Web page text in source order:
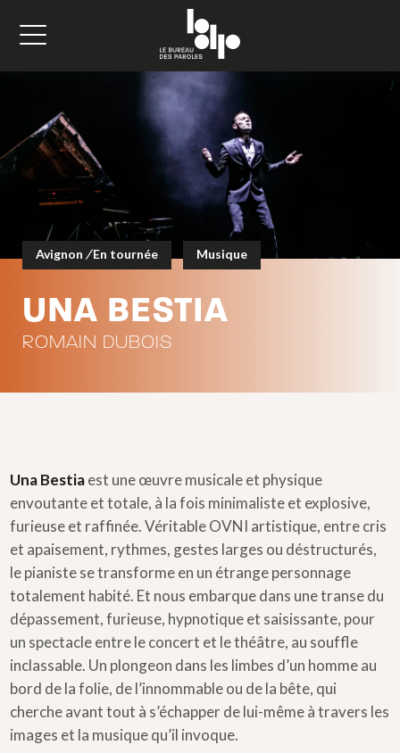
Avignon /En tournée Musique
UNA BESTIA
ROMAIN DUBOIS
Una Bestiaest une œuvre musicale et physique
envoutante et totale, à la fois minimaliste et explosive,
furieuse et raffinée. Véritable OVNI artistique, entre cris
et apaisement, rythmes, gestes larges ou déstructurés,
le pianiste se transforme en un étrange personnage
totalement habité. Et nous embarque dans une transe du
dépassement, furieuse, hypnotique et saisissante, pour
un spectacle entre le concert et le théâtre, au souffle
inclassable. Un plongeon dans les limbes d’un homme au
bord de la folie, de l’innommable ou de la bête, qui
cherche avant tout à s’échapper de lui-même à travers les
images et la musique qu’il invoque.